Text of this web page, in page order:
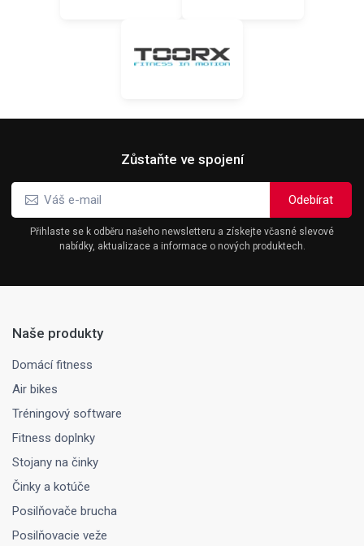
Zůstaňte ve spojení
Přihlaste se k odběru našeho newsletteru a získejte včasné slevové
nabídky, aktualizace a informace o nových produktech.
Naše produkty
Domácí fitness
Air bikes
Tréningový software
Fitness doplnky
Stojany na činky
Činky a kotúče
Posilňovače brucha
Posilňovacie veže